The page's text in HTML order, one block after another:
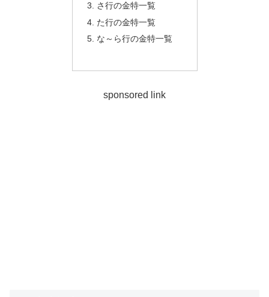
さ行の金特一覧
た行の金特一覧
な～ら行の金特一覧
sponsored link